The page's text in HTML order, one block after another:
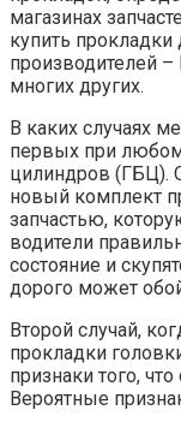
магазинах
купить
производителей –
многих других.
В каких случаях
первых при
цилиндров (ГБЦ).
новый комплект
запчастью,
водители
состояние и
дорого может
Второй случай,
прокладки
признаки того,
Вероятные